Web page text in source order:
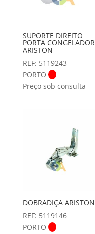
SUPORTE DIREITO
PORTA CONGELADOR
ARISTON
REF: 5119243
PORTO
Preço sob consulta
DOBRADIÇA ARISTON
REF: 5119146
PORTO